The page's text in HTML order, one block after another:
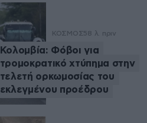
ΚΟΣΜΟΣ58 λ. πριν
Κολομβία: Φόβοι για
τρομοκρατικό χτύπημα στην
τελετή ορκωμοσίας του
εκλεγμένου προέδρου